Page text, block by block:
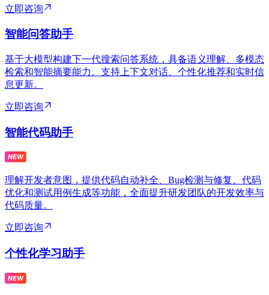
立即咨询
智能问答助手
基于大模型构建下一代搜索问答系统，具备语义理解、多模态
检索和智能摘要能力。支持上下文对话、个性化推荐和实时信
息更新。
立即咨询
智能代码助手
理解开发者意图，提供代码自动补全、Bug检测与修复、代码
优化和测试用例生成等功能，全面提升研发团队的开发效率与
代码质量。
立即咨询
个性化学习助手